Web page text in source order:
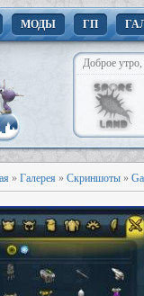
МОДЫ ГП
Доброе утро,
» Галерея » Скриншоты »